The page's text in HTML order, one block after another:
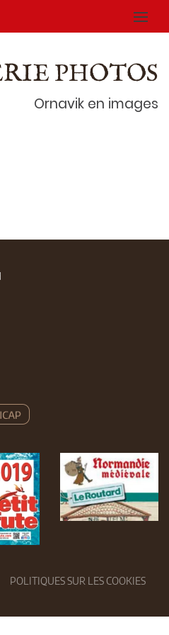
PHOTOS
Ornavik en images
POLITIQUES SUR LES COOKIES